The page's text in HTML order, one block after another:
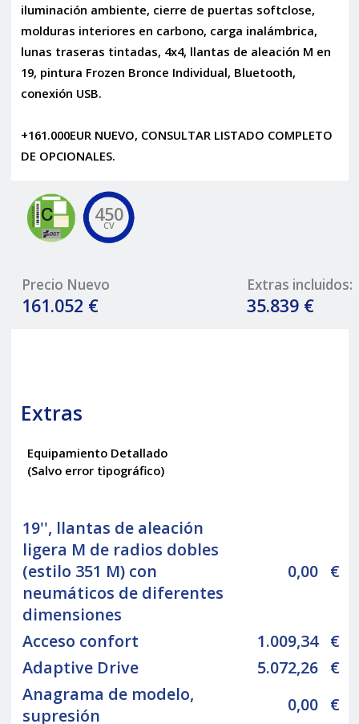
iluminación ambiente, cierre de puertas softclose,
molduras interiores en carbono, carga inalámbrica,
lunas traseras tintadas, 4x4, llantas de aleación M en
19, pintura Frozen Bronce Individual, Bluetooth,
conexión USB.
+161.000EUR NUEVO, CONSULTAR LISTADO COMPLETO
DE OPCIONALES.
450
CV
Precio Nuevo
161.052 €
Extras incluidos:
35.839 €
Extras
Equipamiento Detallado
(Salvo error tipográfico)
19'', llantas de aleación
ligera M de radios dobles
(estilo 351 M) con
neumáticos de diferentes
dimensiones
0,00 €
Acceso confort 1.009,34 €
Adaptive Drive
5.072,26 €
Anagrama de modelo,
supresión
0,00 €